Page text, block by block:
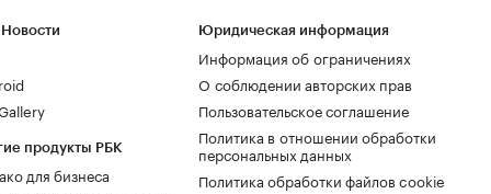
продукты РБК
для бизнеса
Юридическая информация
Информация об ограничениях
О соблюдении авторских прав
Пользовательское соглашение
Политика в отношении обработки
персональных данных
Политика обработки файлов cookie